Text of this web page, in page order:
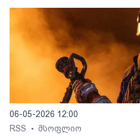
06-05-2026 12:00
RSS
• მსოფლიო